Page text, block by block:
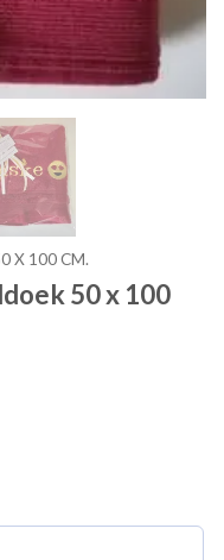
X 100 CM.
50 x 100